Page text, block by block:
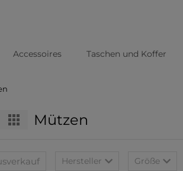
Accessoires Taschen und Koffer
Mützen
Hersteller Größe